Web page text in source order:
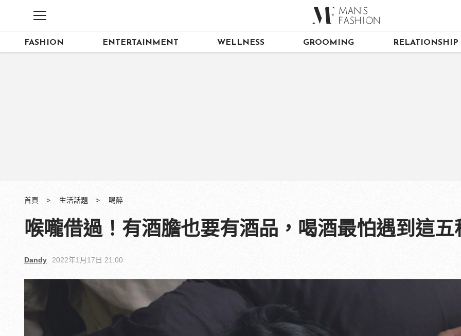
FASHION ENTERTAINMENT WELLNESS GROOMING RELATIONSHIP
首頁 生活話題 喝醉
喉嚨借過！有酒膽也要有酒品，喝酒最怕遇到這
Dandy 2022年1月17日 21:00